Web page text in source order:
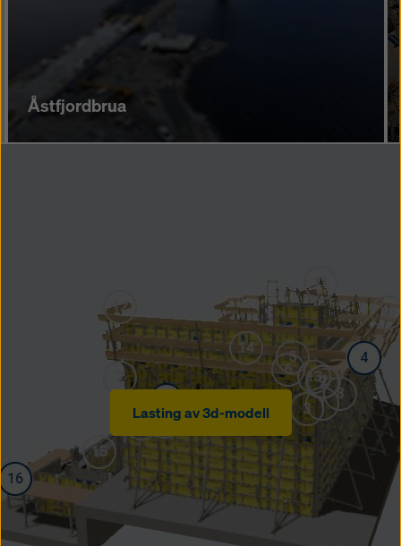
Åstfjordbrua
Lasting av 3d-modell